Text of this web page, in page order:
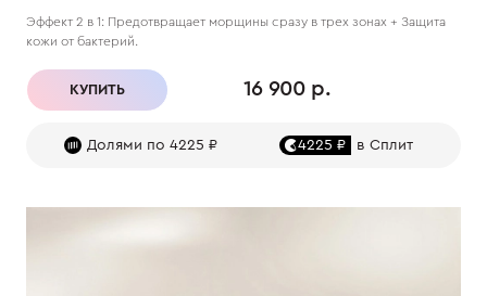
Эффект 2 в 1: Предотвращает морщины сразу в трех зонах + Защита
кожи от бактерий.
КУПИТЬ 16 900 р.
Долями по 4225 ₽ 4225 ₽ в Сплит